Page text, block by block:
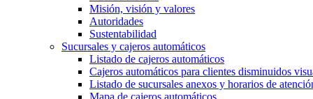
Misión, visión y valores
Autoridades
Sustentabilidad
Sucursales y cajeros automáticos
Listado de cajeros automáticos
Cajeros automáticos para clientes disminuidos
Listado de sucursales anexos y horarios de
Mapa de cajeros automáticos